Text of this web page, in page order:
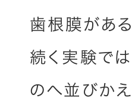
歯根膜がある
続く実験で
のへ並びかえ